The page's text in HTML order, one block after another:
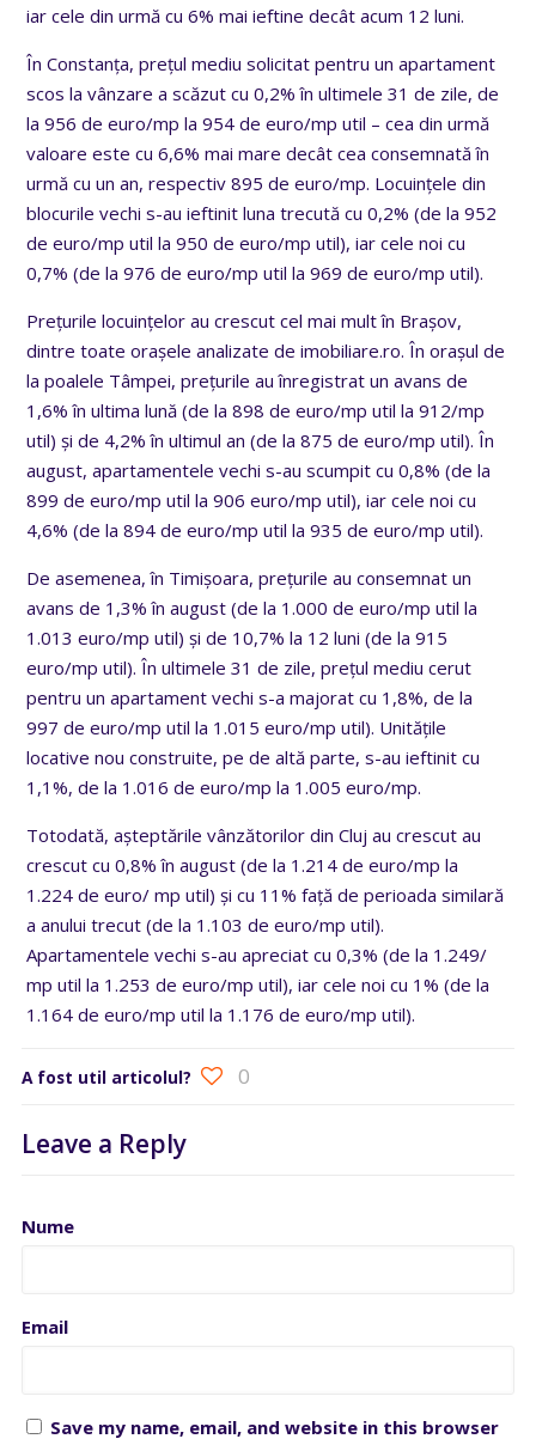
iar cele din urmă cu 6% mai ieftine decât acum 12 luni.
În Constanța, prețul mediu solicitat pentru un apartament
scos la vânzare a scăzut cu 0,2% în ultimele 31 de zile, de
la 956 de euro/mp la 954 de euro/mp util – cea din urmă
valoare este cu 6,6% mai mare decât cea consemnată în
urmă cu un an, respectiv 895 de euro/mp. Locuințele din
blocurile vechi s-au ieftinit luna trecută cu 0,2% (de la 952
de euro/mp util la 950 de euro/mp util), iar cele noi cu
0,7% (de la 976 de euro/mp util la 969 de euro/mp util).
Prețurile locuințelor au crescut cel mai mult în Brașov,
dintre toate orașele analizate de imobiliare.ro. În orașul de
la poalele Tâmpei, prețurile au înregistrat un avans de
1,6% în ultima lună (de la 898 de euro/mp util la 912/mp
util) și de 4,2% în ultimul an (de la 875 de euro/mp util). În
august, apartamentele vechi s-au scumpit cu 0,8% (de la
899 de euro/mp util la 906 euro/mp util), iar cele noi cu
4,6% (de la 894 de euro/mp util la 935 de euro/mp util).
De asemenea, în Timișoara, prețurile au consemnat un
avans de 1,3% în august (de la 1.000 de euro/mp util la
1.013 euro/mp util) și de 10,7% la 12 luni (de la 915
euro/mp util). În ultimele 31 de zile, prețul mediu cerut
pentru un apartament vechi s-a majorat cu 1,8%, de la
997 de euro/mp util la 1.015 euro/mp util). Unitățile
locative nou construite, pe de altă parte, s-au ieftinit cu
1,1%, de la 1.016 de euro/mp la 1.005 euro/mp.
Totodată, așteptările vânzătorilor din Cluj au crescut au
crescut cu 0,8% în august (de la 1.214 de euro/mp la
1.224 de euro/ mp util) și cu 11% față de perioada similară
a anului trecut (de la 1.103 de euro/mp util).
Apartamentele vechi s-au apreciat cu 0,3% (de la 1.249/
mp util la 1.253 de euro/mp util), iar cele noi cu 1% (de la
1.164 de euro/mp util la 1.176 de euro/mp util).
A fost util articolul? 0
Leave a Reply
Nume
Email
Save my name, email, and website in this browser